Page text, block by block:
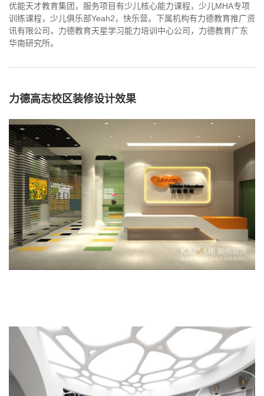
优能天才教育集团，服务项目有少儿核心能力课程，少儿MHA专项
训练课程，少儿俱乐部Yeah2，快乐营。下属机构有力德教育推广资
讯有限公司，力德教育天星学习能力培训中心公司，力德教育广东
华南研究所。
力德高志校区装修设计效果